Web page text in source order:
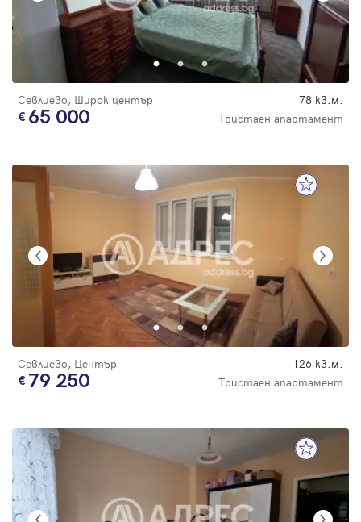
Севлиево, Широк център 78 кв.м.
65 000 Тристаен апартамент
Севлиево, Център 126 кв.м.
79 250 Тристаен апартамент